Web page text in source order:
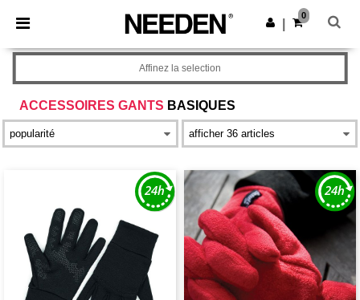
× Appli Needen
Meilleurs prix sur l’app !
Obtenir l'appli
0
ACCESSOIRES GANTS BASIQUES
Affinez la selection